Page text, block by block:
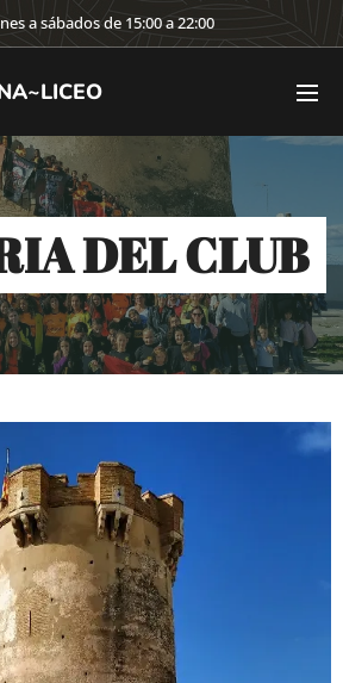
a sábados de 15:00 a 22:00
DEL CLUB